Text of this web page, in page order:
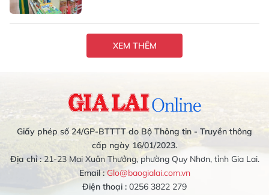
XEM THÊM
Giấy phép số 24/GP-BTTTT do Bộ Thông tin - Truyền thông
cấp ngày 16/01/2023.
Địa chỉ :21-23 Mai Xuân Thưởng, phường Quy Nhơn, tỉnh Gia Lai.
Email : Glo@baogialai.com.vn
Điện thoại : 0256 3822 279